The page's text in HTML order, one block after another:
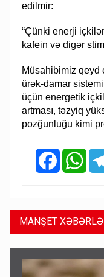
edilmir:
“Çünki enerji
kafein və digər
Müsahibimiz qeyd
ürək-damar
üçün energetik
artması, təzyiq
pozğunluğu kimi
Facebook
MANŞET